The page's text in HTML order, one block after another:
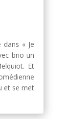
« Je
brio un
Et
et se met